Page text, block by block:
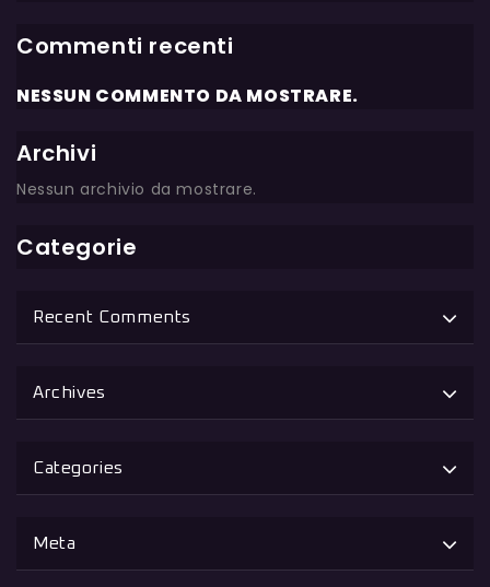
Commenti recenti
NESSUN COMMENTO DA MOSTRARE.
Archivi
Nessun archivio da mostrare.
Categorie
Recent Comments
Archives
Categories
Meta